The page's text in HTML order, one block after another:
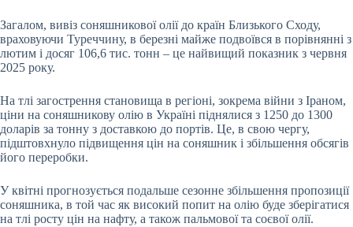
Загалом, вивіз соняшникової олії до країн Близького Сходу,
враховуючи Туреччину, в березні майже подвоївся в порівнянні з
лютим і досяг 106,6 тис. тонн – це найвищий показник з червня
2025 року.
На тлі загострення становища в регіоні, зокрема війни з Іраном,
ціни на соняшникову олію в Україні піднялися з 1250 до 1300
доларів за тонну з доставкою до портів. Це, в свою чергу,
підштовхнуло підвищення цін на соняшник і збільшення обсягів
його переробки.
У квітні прогнозується подальше сезонне збільшення пропозиції
соняшника, в той час як високий попит на олію буде зберігатися
на тлі росту цін на нафту, а також пальмової та соєвої олії.